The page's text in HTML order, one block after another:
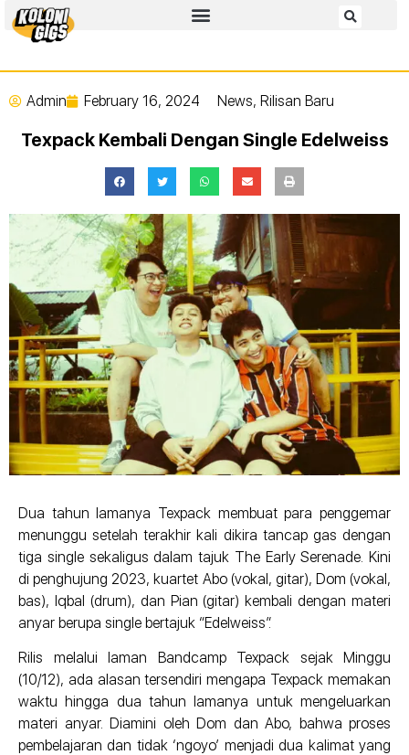
Admin February 16, 2024 News, Rilisan Baru
Texpack Kembali Dengan Single Edelweiss
Dua tahun lamanya Texpack membuat para penggemar
menunggu setelah terakhir kali dikira tancap gas dengan
tiga single sekaligus dalam tajuk The Early Serenade. Kini
di penghujung 2023, kuartet Abo (vokal, gitar), Dom (vokal,
bas), Iqbal (drum), dan Pian (gitar) kembali dengan materi
anyar berupa single bertajuk “Edelweiss”.
Rilis melalui laman Bandcamp Texpack sejak Minggu
(10/12), ada alasan tersendiri mengapa Texpack memakan
waktu hingga dua tahun lamanya untuk mengeluarkan
materi anyar. Diamini oleh Dom dan Abo, bahwa proses
pembelajaran dan tidak ‘ngoyo’ menjadi dua kalimat yang